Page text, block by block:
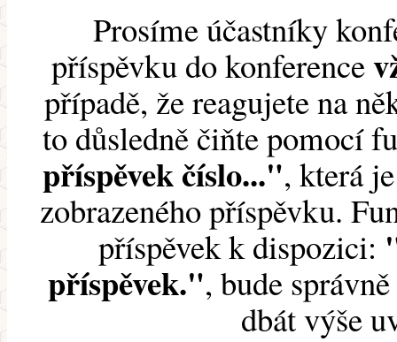
Prosíme účastníky
příspěvku do konference
případě, že reagujete na
to důsledně čiňte pomocí
příspěvek číslo...", která
zobrazeného příspěvku.
příspěvek k dispozici:
příspěvek.", bude
dbát výše